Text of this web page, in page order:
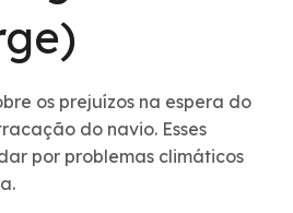
os prejuízos na espera do
do navio. Esses
por problemas climáticos